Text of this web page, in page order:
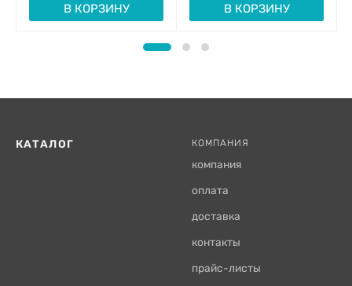
В КОРЗИНУ В КОРЗИНУ
КАТАЛОГ КОМПАНИЯ
компания
оплата
доставка
контакты
прайс-листы